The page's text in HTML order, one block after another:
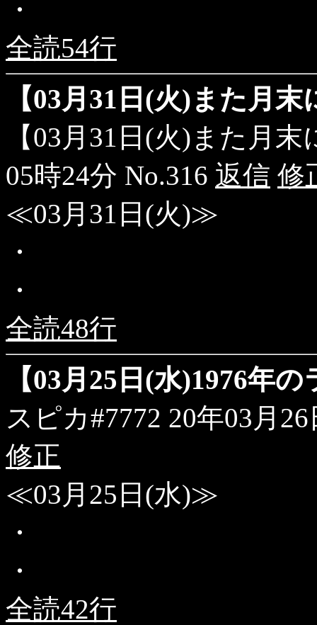
・
全読54行
【03月31日(火)また月
【03月31日(火)また月
05時24分 No.316 返信 修
≪03月31日(火)≫
・
・
全読48行
【03月25日(水)1976年
スピカ#7772 20年03月
修正
≪03月25日(水)≫
・
・
全読42行